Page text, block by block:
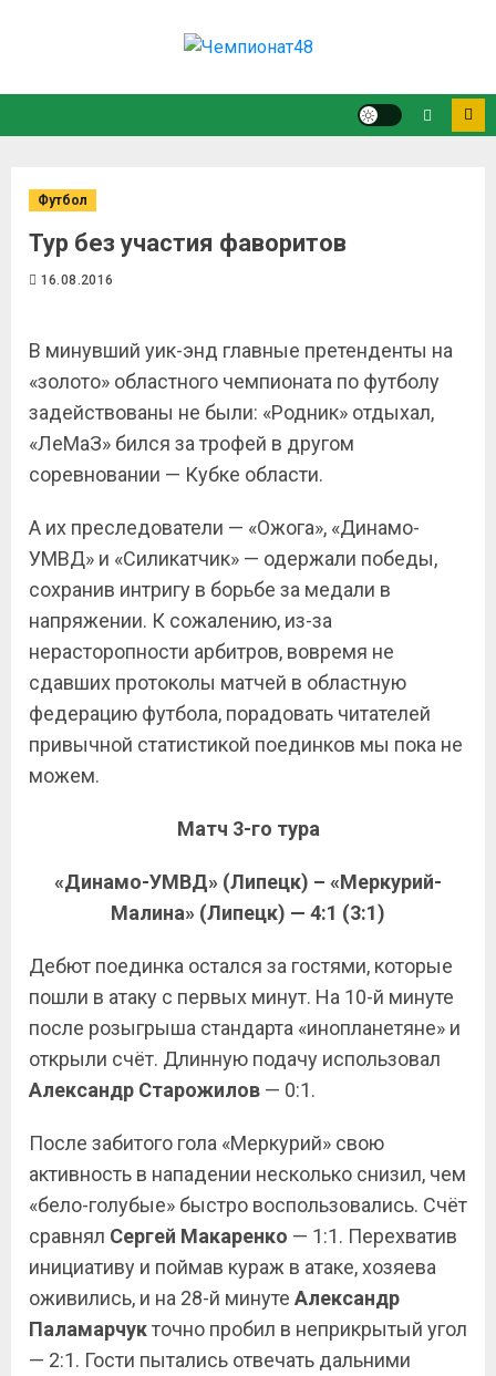
Футбол
Тур без участия фаворитов
16.08.2016
В минувший уик-энд главные претенденты на
«золото» областного чемпионата по футболу
задействованы не были: «Родник» отдыхал,
«ЛеМаЗ» бился за трофей в другом
соревновании — Кубке области.
А их преследователи — «Ожога», «Динамо-
УМВД» и «Силикатчик» — одержали победы,
сохранив интригу в борьбе за медали в
напряжении. К сожалению, из-за
нерасторопности арбитров, вовремя не
сдавших протоколы матчей в областную
федерацию футбола, порадовать читателей
привычной статистикой поединков мы пока не
можем.
Матч 3-го тура
«Динамо-УМВД» (Липецк) – «Меркурий-
Малина» (Липецк) — 4:1 (3:1)
Дебют поединка остался за гостями, которые
пошли в атаку с первых минут. На 10-й минуте
после розыгрыша стандарта «инопланетяне» и
открыли счёт. Длинную подачу использовал
Александр Старожилов — 0:1.
После забитого гола «Меркурий» свою
активность в нападении несколько снизил, чем
«бело-голубые» быстро воспользовались. Счёт
сравнял Сергей Макаренко — 1:1. Перехватив
инициативу и поймав кураж в атаке, хозяева
оживились, и на 28-й минуте Александр
Паламарчукточно пробил в неприкрытый угол
— 2:1. Гости пытались отвечать дальними